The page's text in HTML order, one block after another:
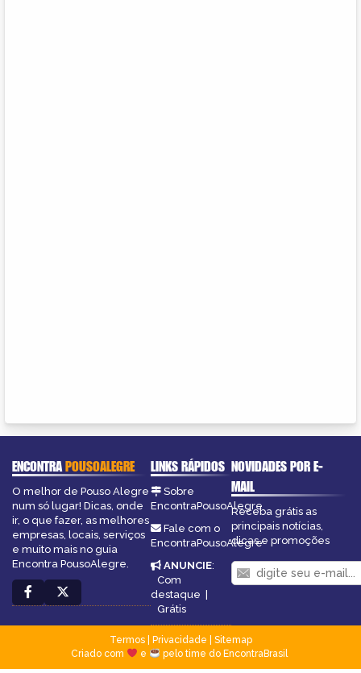
ENCONTRAPOUSOALEGRE
O melhor de Pouso Alegre
num só lugar! Dicas, onde
ir, o que fazer, as melhores
empresas, locais, serviços
e muito mais no guia
Encontra PousoAlegre.
LINKS RÁPIDOS
Sobre
EncontraPousoAlegre
Fale com o
EncontraPousoAlegre
ANUNCIE:
Com
destaque
Grátis
NOVIDADES POR E-
MAIL
Receba grátis as
principais notícias,
dicas e promoções
Termos| Privacidade
Sitemap
Criado com
e pelo time do EncontraBrasil